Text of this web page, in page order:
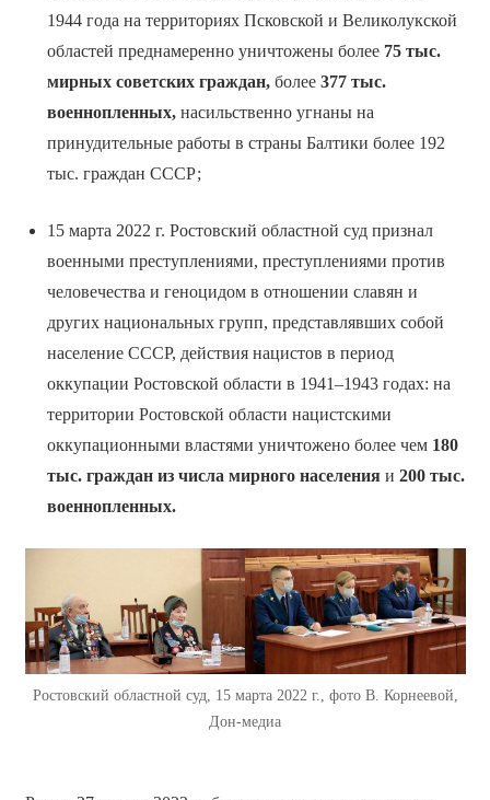
1944 года на территориях Псковской и Великолукской
областей преднамеренно уничтожены более 75 тыс.
мирных советских граждан,более 377 тыс.
военнопленных,насильственно угнаны на
принудительные работы в страны Балтики более 192
тыс. граждан СССР;
15 марта 2022 г. Ростовский областной суд признал
военными преступлениями, преступлениями против
человечества и геноцидом в отношении славян и
других национальных групп, представлявших собой
население СССР, действия нацистов в период
оккупации Ростовской области в 1941–1943 годах: на
территории Ростовской области нацистскими
оккупационными властями уничтожено более чем 180
тыс. граждан из числа мирного населенияи 200 тыс.
военнопленных.
Ростовский областной суд, 15 марта 2022 г., фото В. Корнеевой,
Дон-медиа